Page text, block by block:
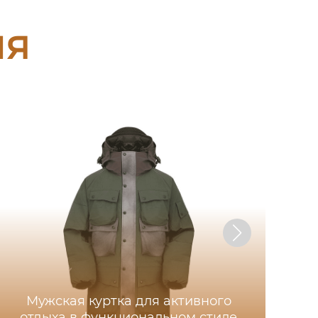
Мужская куртка для активного